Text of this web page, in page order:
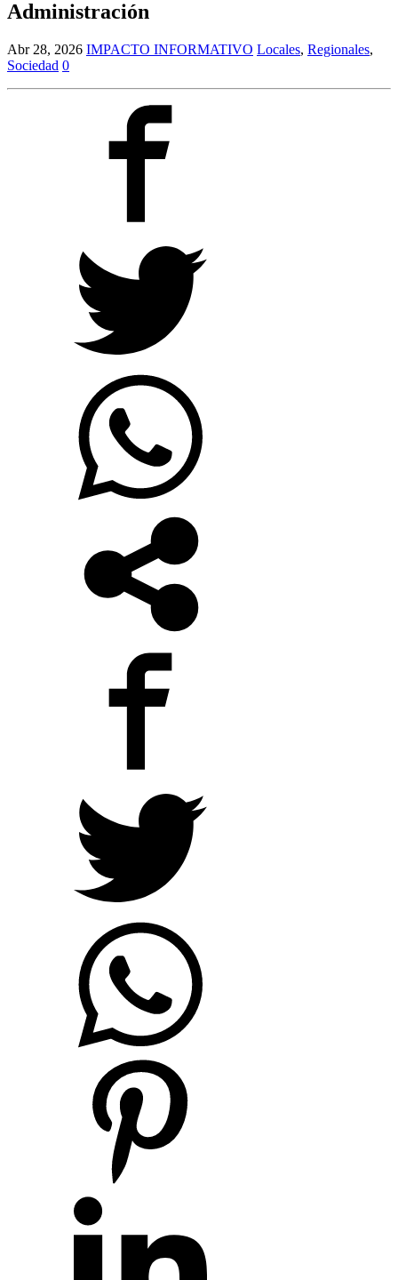
Administración
Abr 28, 2026 IMPACTO INFORMATIVO Locales, Regionales,
Sociedad 0